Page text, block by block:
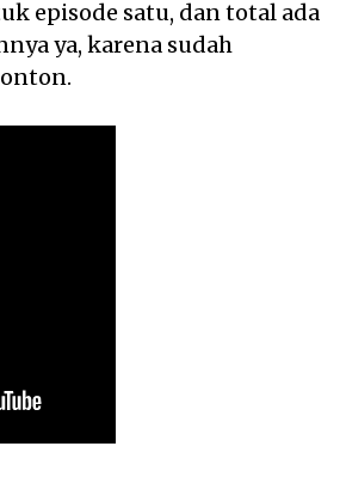
episode satu, dan total ada
ya, karena sudah